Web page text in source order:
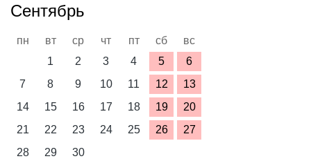
Сентябрь
пн вт ср чт пт сб
вс
1
2 3 4 5
6
7
8 9 10 11 12
13
14
15 16 17 18 19
20
21
22 23 24 25 26
27
28
29 30